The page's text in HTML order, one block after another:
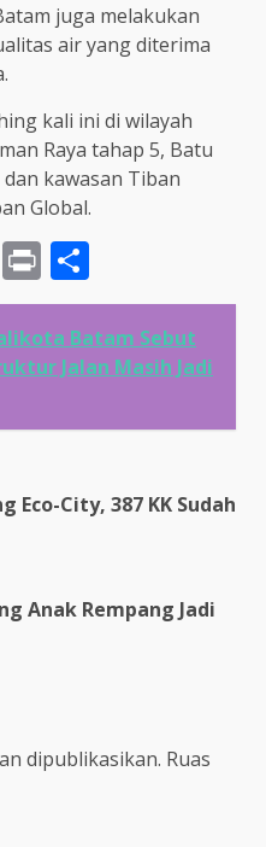
juga melakukan
air yang diterima
kali ini di wilayah
Raya tahap 5, Batu
kawasan Tiban
Global.
Copy
Print
Batam Sebut
Jalan Masih Jadi
Eco-City, 387 KK Sudah
Anak Rempang Jadi
dipublikasikan. Ruas